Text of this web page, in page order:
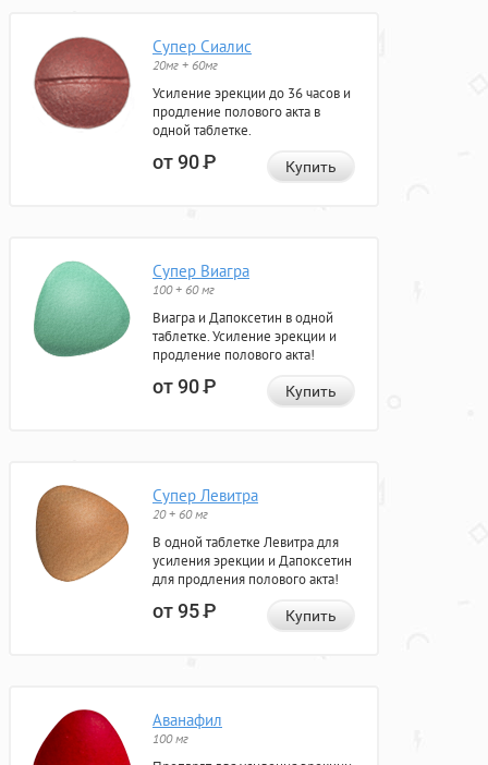
Супер Сиалис
20мг + 60мг
Усиление эрекции до 36 часов и
продление полового акта в
одной таблетке.
от 90Р Купить
Супер Виагра
100 + 60 мг
Виагра и Дапоксетин в одной
таблетке. Усиление эрекции и
продление полового акта!
от 90Р Купить
Супер Левитра
20 + 60 мг
В одной таблетке Левитра для
усиления эрекции и Дапоксетин
для продления полового акта!
от 95Р Купить
Аванафил
100 мг